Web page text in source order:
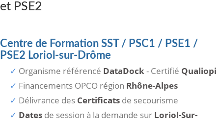
et PSE2
Centre de Formation SST / PSC1 / PSE1 /
PSE2 Loriol-sur-Drôme
Organisme référencé DataDock- Certifié Qualiopi
Financements OPCO région Rhône-Alpes
Délivrance des Certificats de secourisme
Dates de session à la demande sur Loriol-Sur-